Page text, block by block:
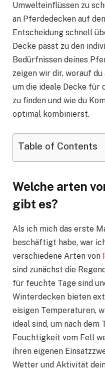
Umwelteinflüssen zu
an Pferdedecken auf
Entscheidung schnell
Decke passt zu den
Bedürfnissen deines
zeigen wir dir, worauf
um die ideale Decke für
zu finden und wie du
optimal kombinierst.
Table of Contents
Welche arten
gibt es?
Als ich mich das erste
beschäftigt habe, war
verschiedene Arten von
sind zunächst die
für feuchte Tage sind
Winterdecken bieten
eisigen Temperaturen,
ideal sind, um nach dem
Feuchtigkeit vom Fell
ihren eigenen
Wetter und Aktivität